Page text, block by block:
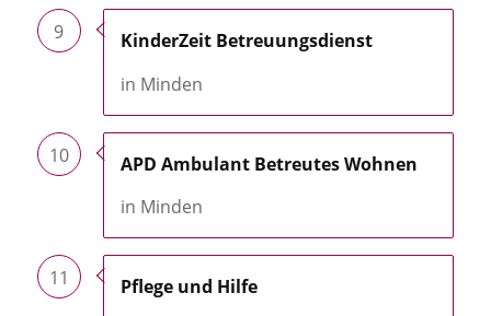
9
KinderZeit Betreuungsdienst
in Minden
10
APD Ambulant Betreutes Wohnen
in Minden
11
Pflege und Hilfe